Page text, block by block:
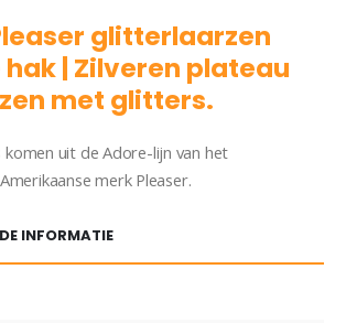
glitterlaarzen
| Zilveren plateau
met glitters.
uit de Adore-lijn van het
merk Pleaser.
INFORMATIE